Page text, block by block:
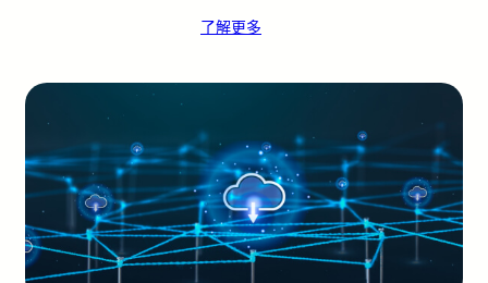
了解更多